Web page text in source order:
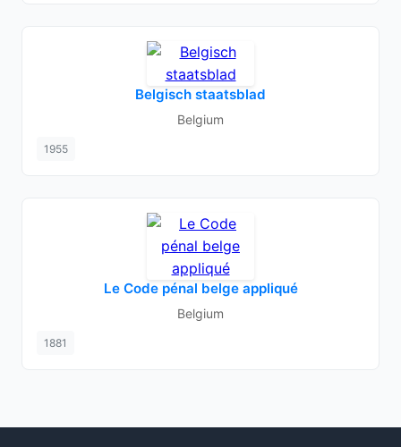
Belgisch staatsblad
Belgium
1955
Le Code pénal belge appliqué
Belgium
1881